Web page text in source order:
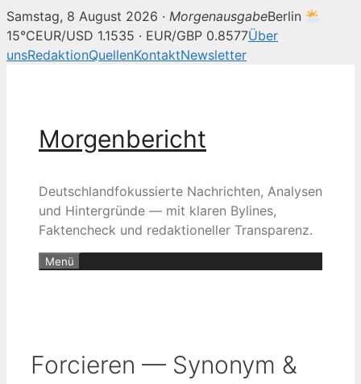
Samstag, 8 August 2026 · MorgenausgabeBerlin
15°CEUR/USD 1.1535 · EUR/GBP 0.8577Über
unsRedaktionQuellenKontaktNewsletter
Morgenbericht
Deutschlandfokussierte Nachrichten, Analysen
und Hintergründe — mit klaren Bylines,
Faktencheck und redaktioneller Transparenz.
Menü
Forcieren — Synonym &